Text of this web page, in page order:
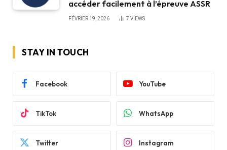
accéder facilement à l’épreuve ASSR
FÉVRIER 19, 2026 7 VIEWS
STAY IN TOUCH
Facebook YouTube
TikTok WhatsApp
Twitter Instagram